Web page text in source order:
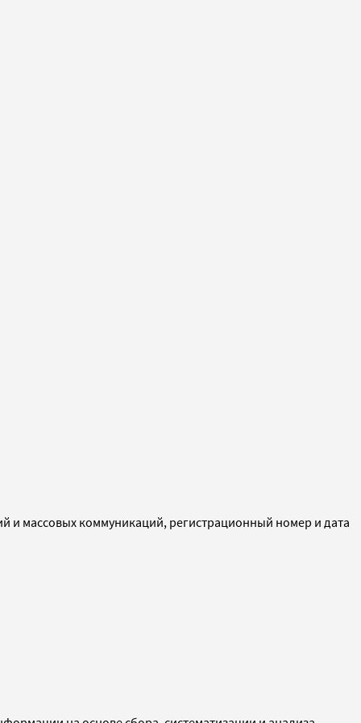
и массовых коммуникаций, регистрационный номер и дата